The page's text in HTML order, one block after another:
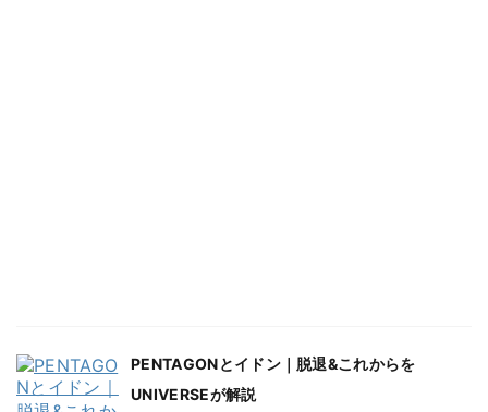
PENTAGONとイドン｜脱退&これからを
UNIVERSEが解説